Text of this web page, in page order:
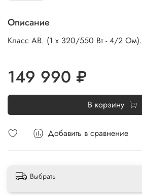
Добавить в сравнение
Описание
Класс AB. (1 x 320/550 Вт - 4/2 Ом).
149 990 ₽
В корзину
Выбрать